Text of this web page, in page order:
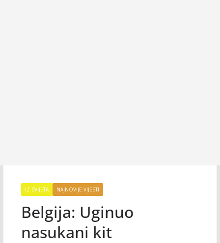
IZ SVIJETA NAJNOVIJE VIJESTI
Belgija: Uginuo
nasukani kit